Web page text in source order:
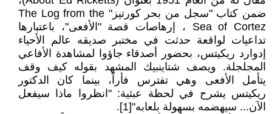
ضمن كتاب "سجل من بحر كورتيز" The Log from the
Sea of Cortez ، إرهاصات قصة "الأفعى"، باعتبارها
تداعيات لواقعة حدثت في مختبر صديقه عالم الأحياء
إدوارد ريكيتس، بحضور أصدقاء جاؤوا لمشاهدة الأفاعي
المجلجلة. ويصف شتاينبيك المشهد بقوله كيف وقف
يتأمل الأفعى وهي تفترس فأراً، بينما كان الدكتور
ريكيتس يشرح في لحظة عبثية: "انظروا ماذا سيفعل
الآن... سيهضمه بسهولة بلعابه"[1].